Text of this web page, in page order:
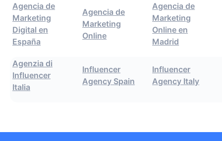
Agencia de
Marketing
Digital en
España
Agencia de
Marketing
Online
Agencia de
Marketing
Online en
Madrid
Agenzia di
Influencer
Italia
Influencer
Agency Spain
Influencer
Agency Italy